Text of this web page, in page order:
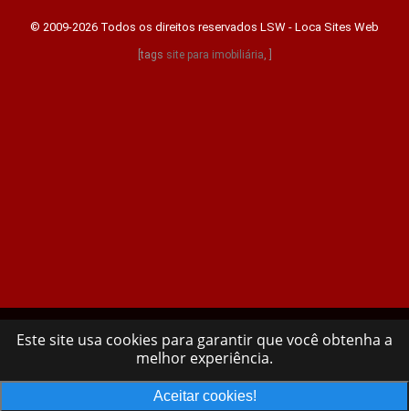
© 2009-2026 Todos os direitos reservados LSW - Loca Sites Web
[tags site para imobiliária, ]
Este site usa cookies para garantir que você obtenha a
melhor experiência.
Aceitar cookies!